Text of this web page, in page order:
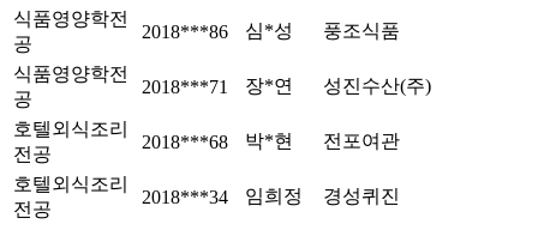
식품영양학전
공
2018***86 심*성 풍조식품
식품영양학전
공
2018***71 장*연 성진수산(주)
호텔외식조리
전공
2018***68 박*현 전포여관
호텔외식조리
전공
2018***34 임희정 경성퀴진